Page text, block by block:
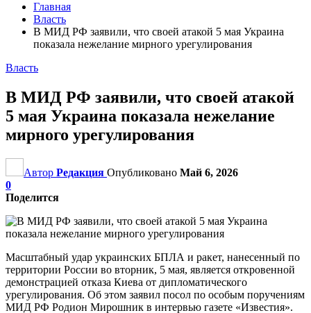
Главная
Власть
В МИД РФ заявили, что своей атакой 5 мая Украина
показала нежелание мирного урегулирования
Власть
В МИД РФ заявили, что своей атакой
5 мая Украина показала нежелание
мирного урегулирования
Автор Редакция Опубликовано Май 6, 2026
0
Поделится
Масштабный удар украинских БПЛА и ракет, нанесенный по
территории России во вторник, 5 мая, является откровенной
демонстрацией отказа Киева от дипломатического
урегулирования. Об этом заявил посол по особым поручениям
МИД РФ Родион Мирошник в интервью газете «Известия».